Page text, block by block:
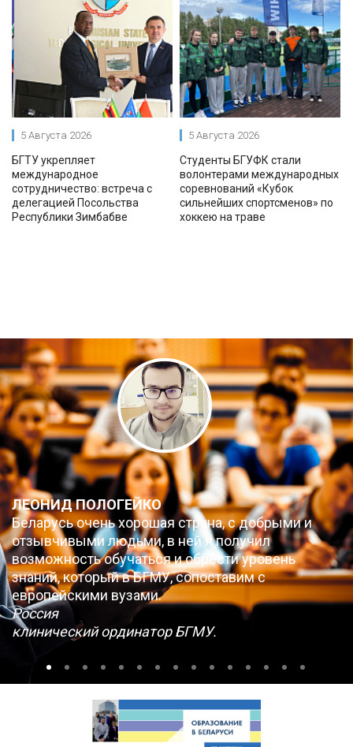
5 Августа 2026
БГТУ укрепляет
международное
сотрудничество: встреча с
делегацией Посольства
Республики Зимбабве
5 Августа 2026
Студенты БГУФК стали
волонтерами международных
соревнований «Кубок
сильнейших спортсменов» по
хоккею на траве
ЛЕОНИД ПОЛОГЕЙКО
Беларусь очень хорошая страна, с добрыми и
отзывчивыми людьми, в ней я получил
возможность обучаться и обрести уровень
знаний, который в БГМУ, сопоставим с
европейскими вузами.
Россия
клинический ординатор БГМУ.